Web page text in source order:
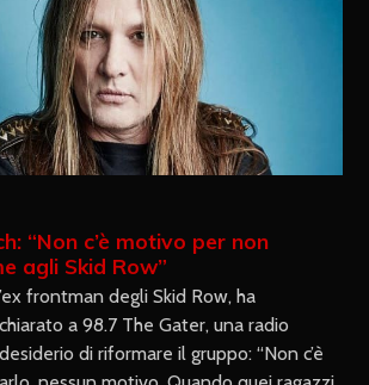
“Non c’è motivo per non
agli Skid Row”
frontman degli Skid Row, ha
a 98.7 The Gater, una radio
di riformare il gruppo: “Non c’è